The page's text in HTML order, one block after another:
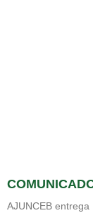
AJUNCEB entrega